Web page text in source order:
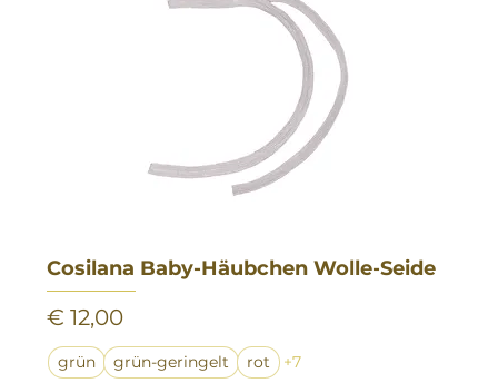
Cosilana Baby-Häubchen Wolle-Seide
Preis
€ 12,00
grün grün-geringelt rot +7